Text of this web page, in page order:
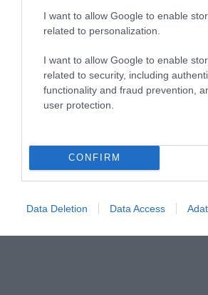
I want to allow Google to enable
related to personalization.
I want to allow Google to enable
related to security, including
functionality and fraud prevention,
user protection.
CONFIRM
Data Deletion Data Access
Így kérj keresetkimutatást
Gyorsítja és egyszerűbbé teszi a
tudnivalók a Jövedeleminformációs